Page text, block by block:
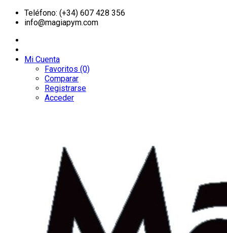
Teléfono: (+34) 607 428 356
info@magiapym.com
Mi Cuenta
Favoritos (0)
Comparar
Registrarse
Acceder